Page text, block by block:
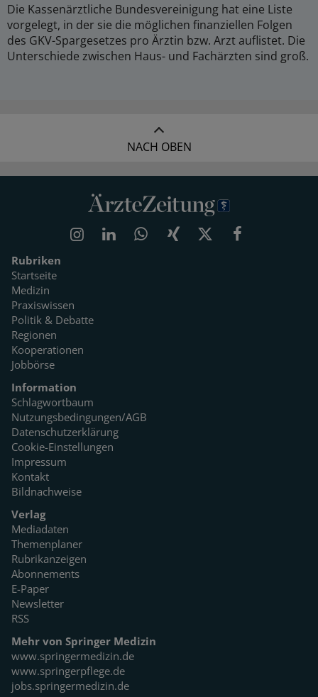
Die Kassenärztliche Bundesvereinigung hat eine Liste
vorgelegt, in der sie die möglichen finanziellen Folgen
des GKV-Spargesetzes pro Ärztin bzw. Arzt auflistet. Die
Unterschiede zwischen Haus- und Fachärzten sind groß.
NACH OBEN
Rubriken
Startseite
Medizin
Praxiswissen
Politik & Debatte
Regionen
Kooperationen
Jobbörse
Information
Schlagwortbaum
Nutzungsbedingungen/AGB
Datenschutzerklärung
Cookie-Einstellungen
Impressum
Kontakt
Bildnachweise
Verlag
Mediadaten
Themenplaner
Rubrikanzeigen
Abonnements
E-Paper
Newsletter
RSS
Mehr von Springer Medizin
www.springermedizin.de
www.springerpflege.de
jobs.springermedizin.de